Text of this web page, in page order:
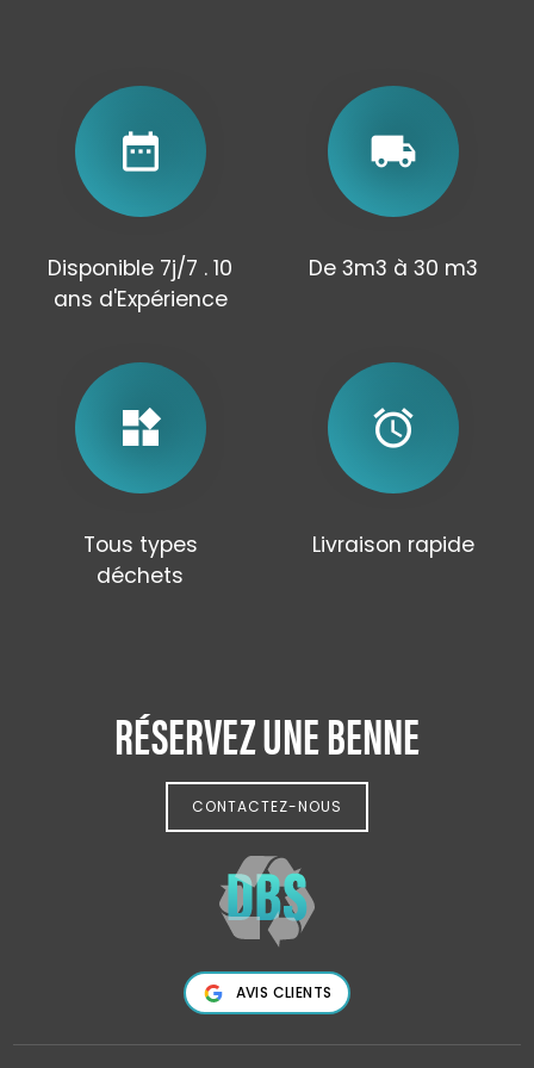
date_range
Disponible 7j/7 . 10
ans d'Expérience
local_shipping
De 3m3 à 30 m3
widgets
Tous types
déchets
alarm
Livraison rapide
RÉSERVEZ UNE BENNE
CONTACTEZ-NOUS
AVIS CLIENTS